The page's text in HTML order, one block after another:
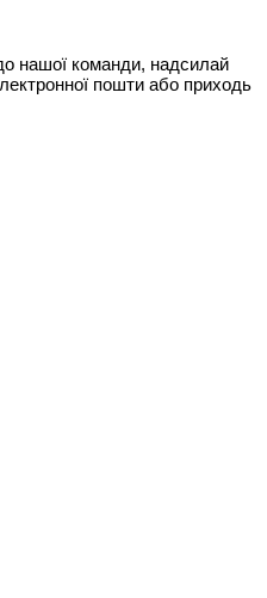
нашої команди, надсилай
пошти або приходь